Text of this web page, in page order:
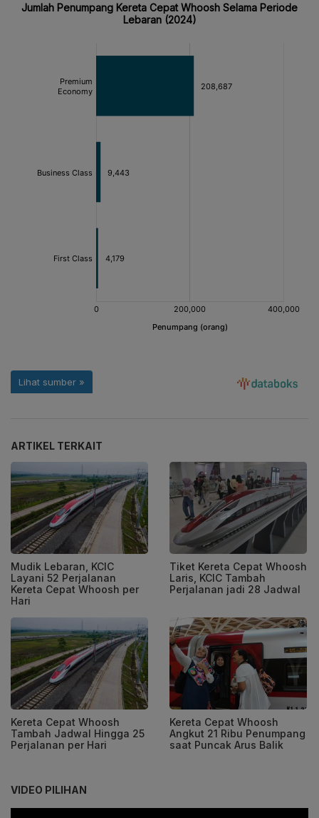
ARTIKEL TERKAIT
Mudik Lebaran, KCIC
Layani 52 Perjalanan
Kereta Cepat Whoosh per
Hari
Tiket Kereta Cepat Whoosh
Laris, KCIC Tambah
Perjalanan jadi 28 Jadwal
Kereta Cepat Whoosh
Tambah Jadwal Hingga 25
Perjalanan per Hari
Kereta Cepat Whoosh
Angkut 21 Ribu Penumpang
saat Puncak Arus Balik
VIDEO PILIHAN